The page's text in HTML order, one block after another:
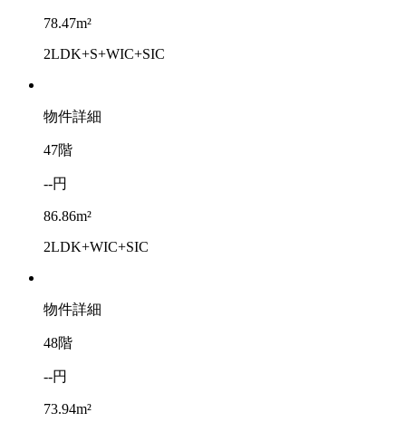
78.47m²
2LDK+S+WIC+SIC
物件詳細
47階
--円
86.86m²
2LDK+WIC+SIC
物件詳細
48階
--円
73.94m²